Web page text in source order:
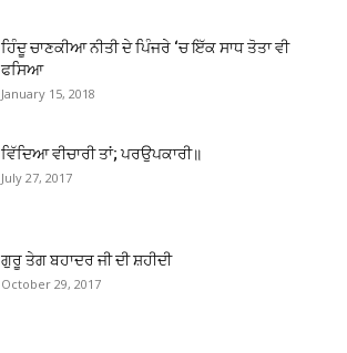
ਹਿੰਦੂ ਚਾਣਕੀਆ ਨੀਤੀ ਦੇ ਪਿੰਜਰੇ ‘ਚ ਇੱਕ ਸਾਧ ਤੋਤਾ ਵੀ
ਫਸਿਆ
January 15, 2018
ਵਿੱਦਿਆ ਵੀਚਾਰੀ ਤਾਂ; ਪਰਉਪਕਾਰੀ॥
July 27, 2017
ਗੁਰੂ ਤੇਗ ਬਹਾਦਰ ਜੀ ਦੀ ਸ਼ਹੀਦੀ
October 29, 2017